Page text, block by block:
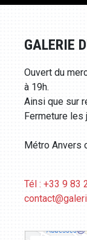
GALERIE
Ouvert du
à 19h.
Ainsi que sur
Fermeture les
Métro Anvers
Tél : +33 9 83